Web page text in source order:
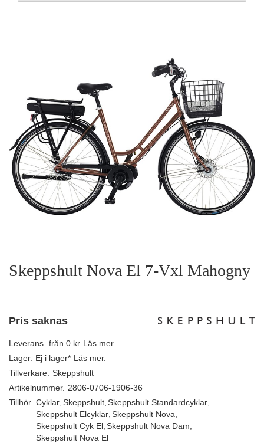
Skeppshult Nova El 7-Vxl Mahogny
Pris saknas
Leverans. från 0 kr Läs mer.
Lager. Ej i lager* Läs mer.
Tillverkare. Skeppshult
Artikelnummer. 2806-0706-1906-36
Tillhör. Cyklar Skeppshult Skeppshult Standardcyklar
Skeppshult Elcyklar Skeppshult Nova
Skeppshult Cyk El Skeppshult Nova Dam
Skeppshult Nova El